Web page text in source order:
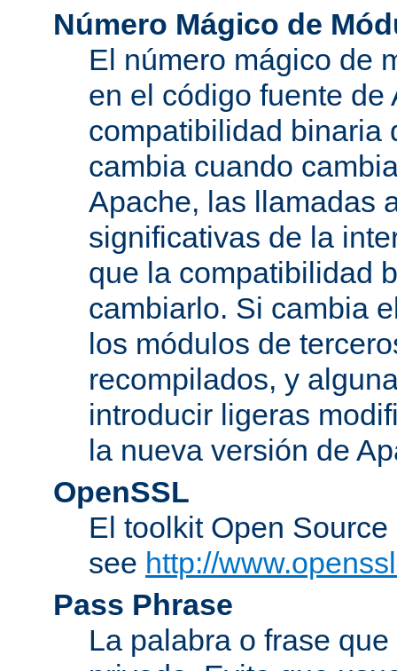
Número Mágico de
El número mágico de
en el código fuente
compatibilidad binaria
cambia cuando
Apache, las llamadas
significativas de la
que la compatibilidad
cambiarlo. Si cambia
los módulos de
recompilados, y
introducir ligeras
la nueva versión de
OpenSSL
El toolkit Open
see http://
Pass Phrase
La palabra o frase